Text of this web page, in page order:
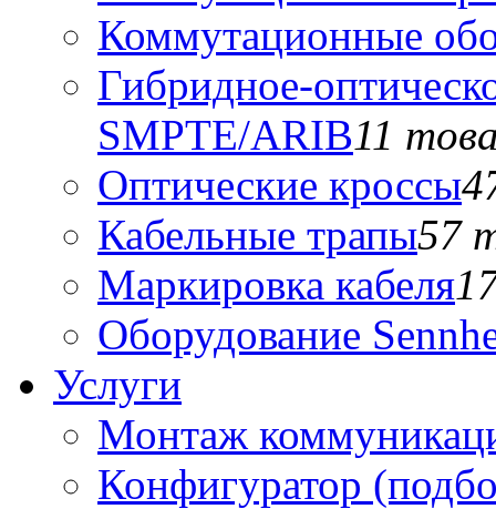
Коммутационные
Гибридное-
SMPTE/ARIB11
Оптические кроссы
Кабельные трапы57
Маркировка кабеля
Оборудование
Услуги
Монтаж
Конфигуратор